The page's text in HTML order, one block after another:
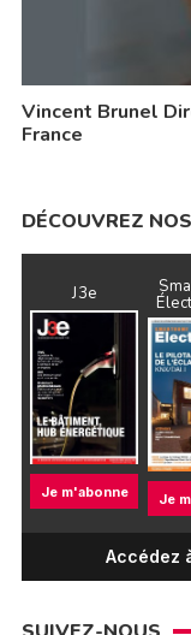
Vincent Brunel
France
DÉCOUVREZ
J3e
Je m'abonne Je
Accédez